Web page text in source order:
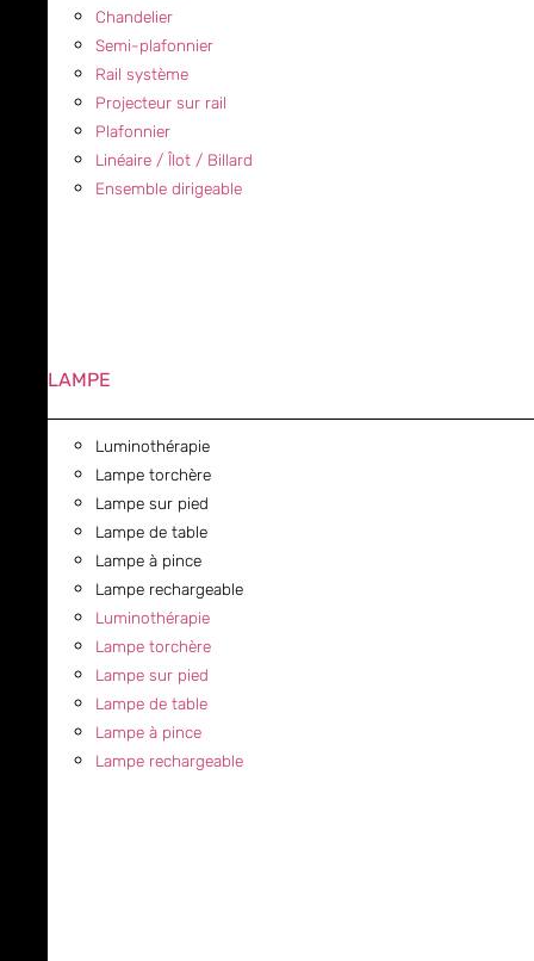
Chandelier
Semi-plafonnier
Rail système
Projecteur sur rail
Plafonnier
Linéaire / Îlot / Billard
Ensemble dirigeable
LAMPE
Luminothérapie
Lampe torchère
Lampe sur pied
Lampe de table
Lampe à pince
Lampe rechargeable
Luminothérapie
Lampe torchère
Lampe sur pied
Lampe de table
Lampe à pince
Lampe rechargeable